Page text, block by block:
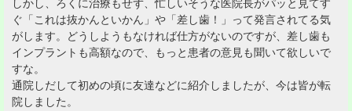
しかし、ろくに治療もせず、忙しいそうな医院長がパッと見てす
ぐ「これは抜かんといかん」や「差し歯！」って発言されてる気
がします。どうしようもなければ仕方がないのですが、差し歯も
インプラントも高額なので、もっと患者の意見も聞いて欲しいで
すな。
通院しだして初めの頃に友達などに紹介しましたが、今は皆が転
院しました。